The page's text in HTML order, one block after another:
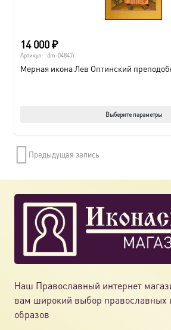
14 000₽
Артикул: dm-04847г
Мерная икона Лев Оптинский
Выберите параметры
Предыдущая запись
Наш Православный интернет
вам широкий выбор православных
образов